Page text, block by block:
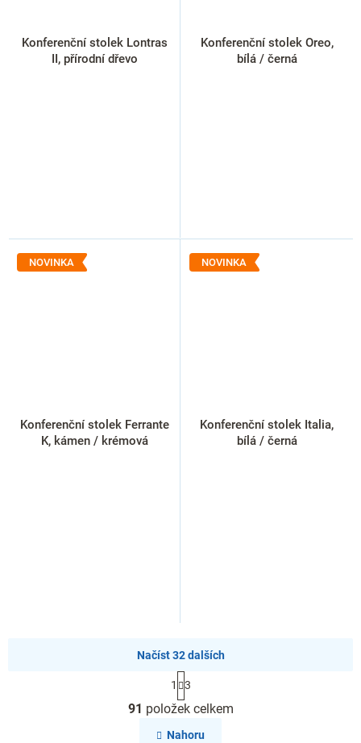
Konferenční stolek Lontras
II, přírodní dřevo
Konferenční stolek Oreo,
bílá / černá
NOVINKA
Konferenční stolek Ferrante
K, kámen / krémová
NOVINKA
Konferenční stolek Italia,
bílá / černá
O
v
l
Načíst 32 dalších
S
t
r
á
n
1 3
91 položek celkem
Nahoru